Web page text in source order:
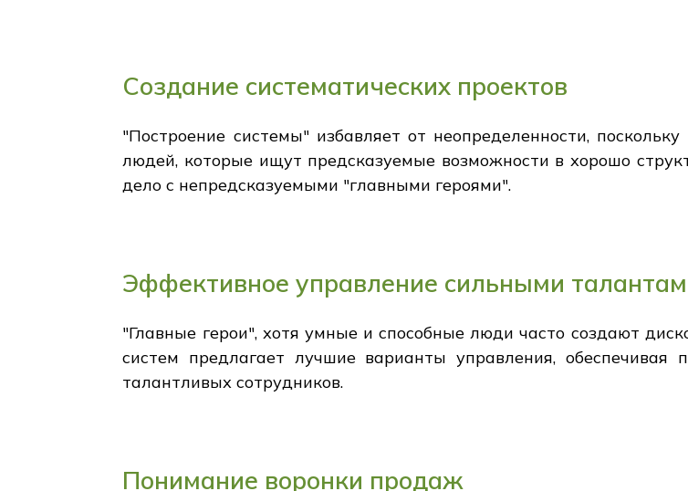
Создание систематических проектов
"Построение системы" избавляет от неопределенности,
людей, которые ищут предсказуемые возможности в хорошо
дело с непредсказуемыми "главными героями".
Эффективное управление сильными
"Главные герои", хотя умные и способные люди часто создают
систем предлагает лучшие варианты управления,
талантливых сотрудников.
Понимание воронки продаж